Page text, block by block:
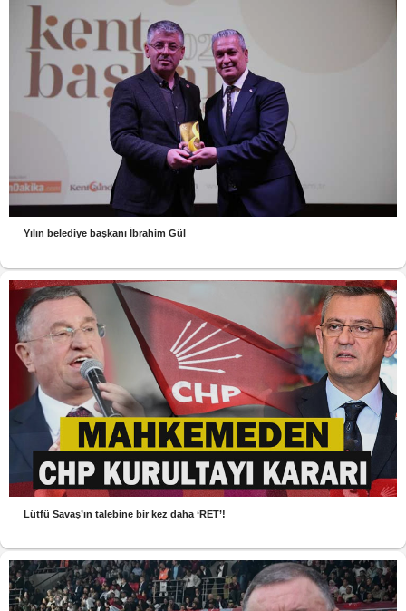
Yılın belediye başkanı İbrahim Gül
Lütfü Savaş’ın talebine bir kez daha ‘RET’!